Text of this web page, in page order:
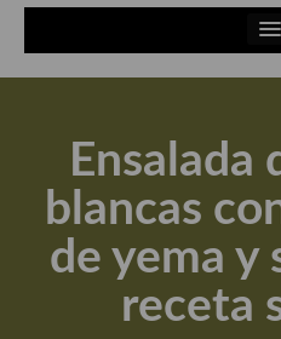
Actualidad y recomendaciones
Apuntes, estudios sobre
Aceite de Oliva Virgen Extra
Recetas maridadas con los
Flores en la cocina recetas
Ensalada
blancas
de yema y
receta